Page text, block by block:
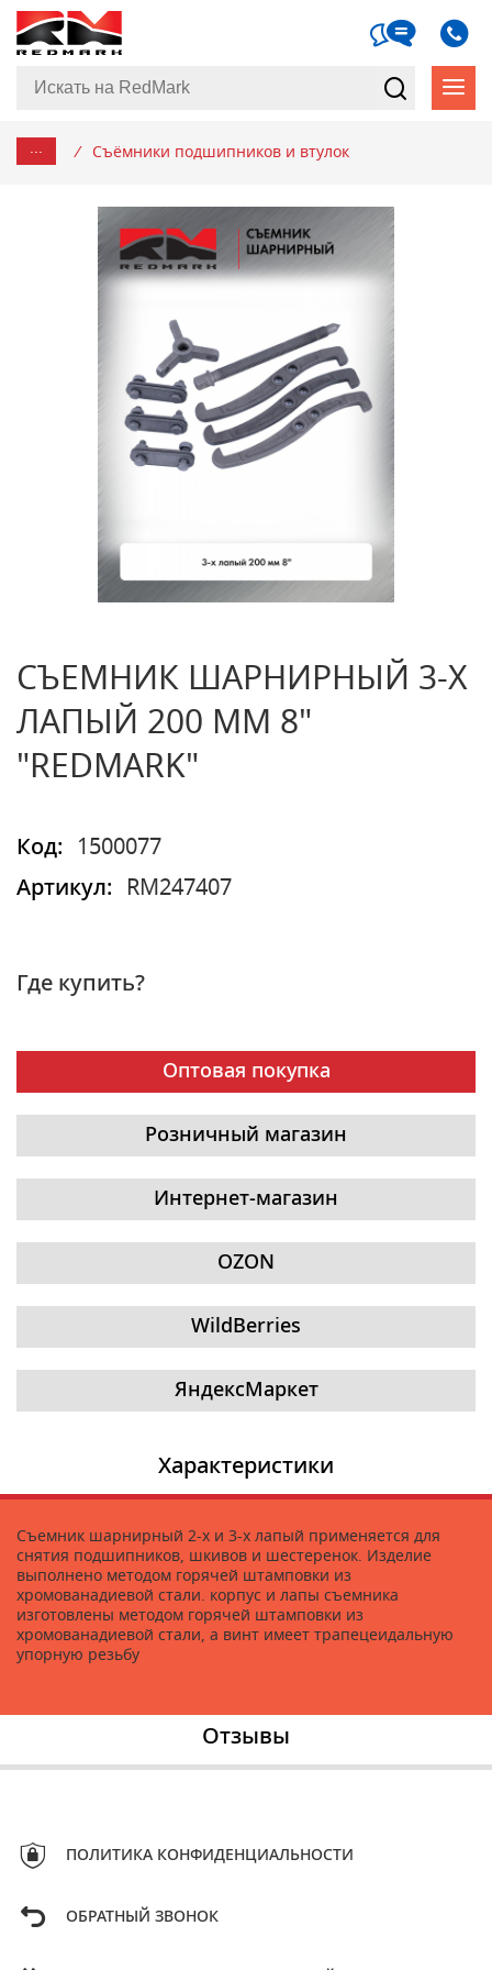
... / Съёмники подшипников и втулок
СЪЕМНИК ШАРНИРНЫЙ 3-Х
ЛАПЫЙ 200 ММ 8"
"REDMARK"
Код:
1500077
Артикул:
RM247407
Где купить?
Оптовая покупка
Розничный магазин
Интернет-магазин
OZON
WildBerries
ЯндексМаркет
Характеристики
Съемник шарнирный 2-х и 3-х лапый применяется для
снятия подшипников, шкивов и шестеренок. Изделие
выполнено методом горячей штамповки из
хромованадиевой стали. корпус и лапы съемника
изготовлены методом горячей штамповки из
хромованадиевой стали, а винт имеет трапецеидальную
упорную резьбу
Отзывы
ПОЛИТИКА КОНФИДЕНЦИАЛЬНОСТИ
ОБРАТНЫЙ ЗВОНОК